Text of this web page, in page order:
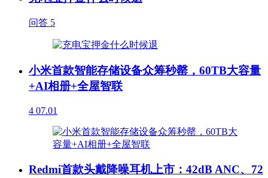
问答 5
小米首款智能存储设备众筹秒罄，60TB大容量
+AI相册+全屋智联
4 07.01
Redmi首款头戴降噪耳机上市：42dB ANC、72